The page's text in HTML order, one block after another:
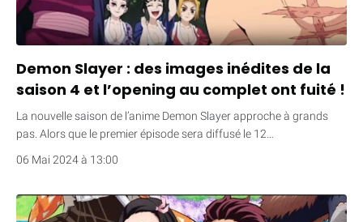
Demon Slayer : des images inédites de la
saison 4 et l’opening au complet ont fuité !
La nouvelle saison de l’anime Demon Slayer approche à grands
pas. Alors que le premier épisode sera diffusé le 12…
06 Mai 2024 à 13:00